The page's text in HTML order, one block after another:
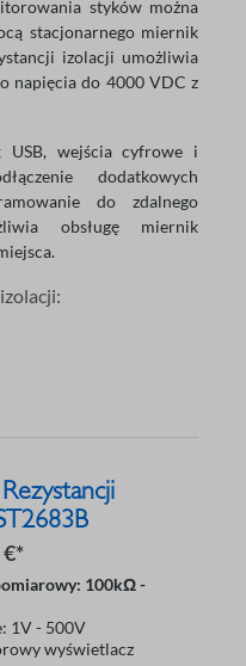
styków można
stacjonarnego miernik
izolacji umożliwia
napięcia do 4000 VDC z
USB, wejścia cyfrowe i
dodatkowych
do zdalnego
obsługę miernik
€*
100kΩ -
1V - 500V
wyświetlacz